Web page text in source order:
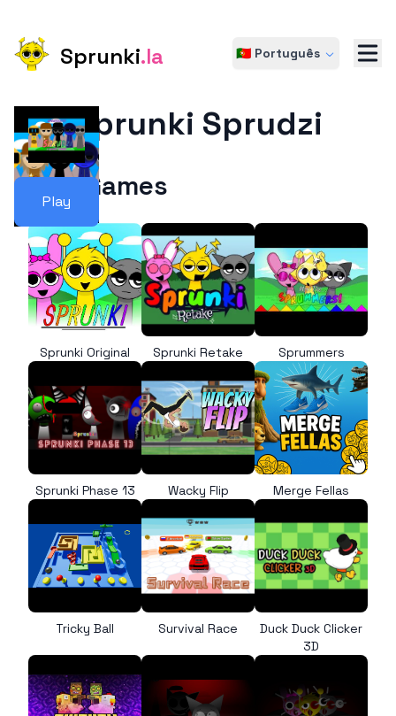
Sprunki.la 🇵🇹 Português
Play
Sprunki Sprudzi
More Games
Sprunki Original Sprunki Retake Sprummers
Sprunki Phase 13 Wacky Flip Merge Fellas
Tricky Ball Survival Race
Duck Duck Clicker
3D